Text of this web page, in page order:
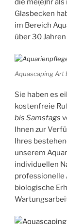
die me(e)hr
Glasbecken
im Bereich
über 30
Aquascaping Art
Sie haben es
kostenfreie
bis Samstags
Ihnen zur
Ihres
unserem
individuellen
professionelle
biologische